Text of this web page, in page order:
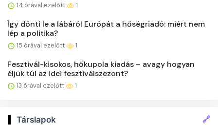
14 órával ezelőtt 1
Így dönti le a lábáról Európát a hőségriadó: miért nem
lép a politika?
15 órával ezelőtt 1
Fesztivál-kisokos, hőkupola kiadás – avagy hogyan
éljük túl az idei fesztiválszezont?
13 órával ezelőtt 1
Társlapok 🔗